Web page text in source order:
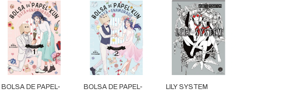
BOLSA DE PAPEL-
BOLSA DE PAPEL-
LILY SYSTEM